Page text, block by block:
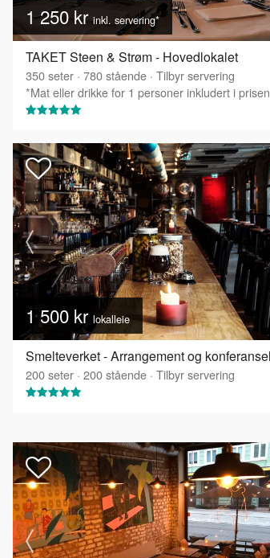
1 250 kr inkl. servering*
TAKET Steen & Strøm - Hovedlokalet
350seter · 780stående · Tilbyr servering
*Mat eller drikke for 1 personer inkludert i prisen
1 500 kr lokalleie
200seter · 200stående · Tilbyr servering